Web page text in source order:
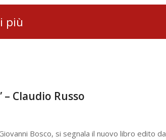
più
Claudio Russo
Bosco, si segnala il nuovo libro edito da